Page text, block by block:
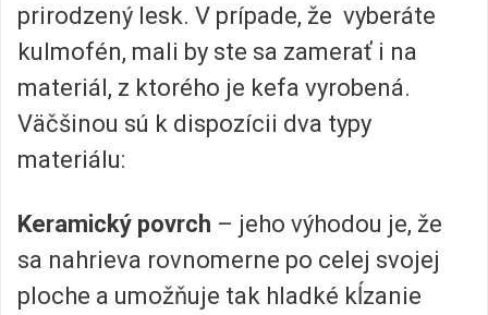
prirodzený lesk. V prípade, že vyberáte
kulmofén, mali by ste sa zamerať i na
materiál, z ktorého je kefa vyrobená.
Väčšinou sú k dispozícii dva typy
materiálu:
Keramický povrch – jeho výhodou je, že
sa nahrieva rovnomerne po celej svojej
ploche a umožňuje tak hladké kĺzanie